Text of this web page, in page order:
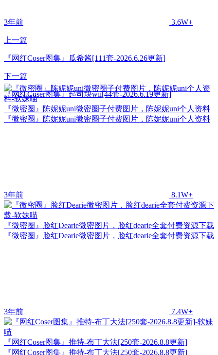
3年前 3.6W+
上一篇
『网红Coser图集』瓜希酱[111套-2026.6.26更新]
下一篇
『网红Coser图集』起司块wii[44套-2026.6.19更新]
『微密圈』陈妮妮uni微密圈子付费图片，陈妮妮uni个人资料
『微密圈』陈妮妮uni微密圈子付费图片，陈妮妮uni个人资料
3年前 8.1W+
『微密圈』脸红Dearie微密图片，脸红dearie全套付费资源下载
『微密圈』脸红Dearie微密图片，脸红dearie全套付费资源下载
3年前 7.4W+
『网红Coser图集』推特-布丁大法[250套-2026.8.8更新]
『网红Coser图集』推特-布丁大法[250套-2026.8.8更新]